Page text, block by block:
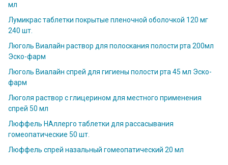
мл
Лумикрас таблетки покрытые пленочной оболочкой 120 мг
240 шт.
Люголь Виалайн раствор для полоскания полости рта 200мл
Эско-фарм
Люголь Виалайн спрей для гигиены полости рта 45 мл Эско-
фарм
Люголя раствор с глицерином для местного применения
спрей 50 мл
Люффель НАллерго таблетки для рассасывания
гомеопатические 50 шт.
Люффель спрей назальный гомеопатический 20 мл